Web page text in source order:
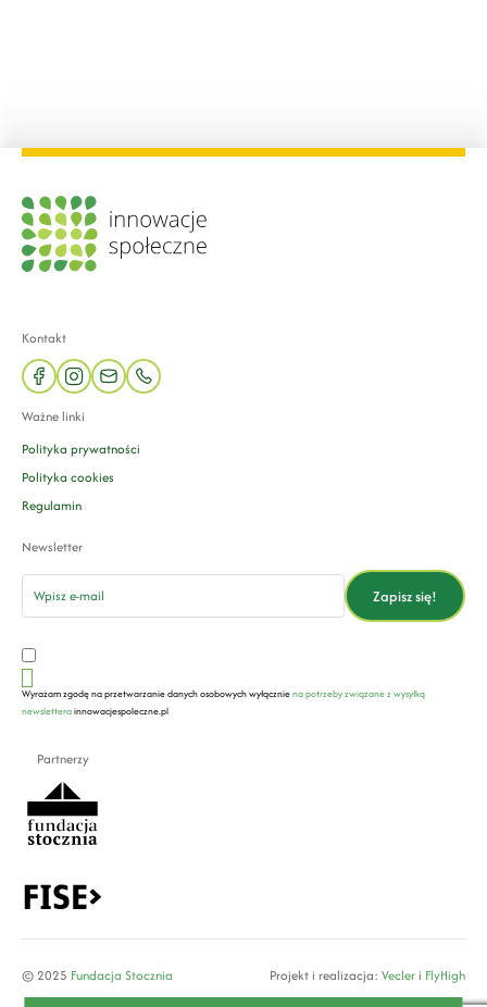
Kontakt
facebookinstagram
mail phone
Ważne linki
Polityka prywatności
Polityka cookies
Regulamin
Newsletter
email
Zapisz się!
Wyrażam zgodę na przetwarzanie danych osobowych wyłączniena potrzeby związane z wysyłką
newsletterainnowacjespoleczne.pl
Partnerzy
© 2025 Fundacja Stocznia Projekt i realizacja: Vecler i FlyHigh